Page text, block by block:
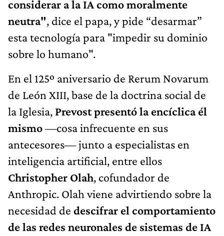
considerar a la IA como moralmente
neutra", dice el papa, y pide “desarmar”
esta tecnología para "impedir su dominio
sobre lo humano".
En el 125º aniversario de Rerum Novarum
de León XIII, base de la doctrina social de
la Iglesia, Prevost presentó la encíclica él
mismo—cosa infrecuente en sus
antecesores— junto a especialistas en
inteligencia artificial, entre ellos
Christopher Olah, cofundador de
Anthropic. Olah viene advirtiendo sobre la
necesidad de descifrar el comportamiento
de las redes neuronales de sistemas de IA